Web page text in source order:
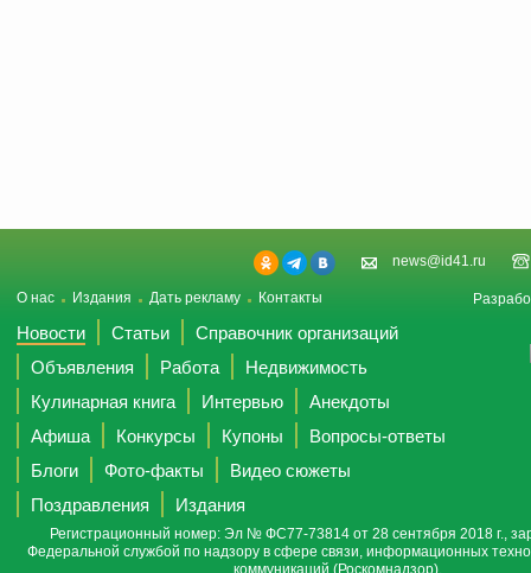
news@id41.ru
О нас Издания Дать рекламу Контакты
Новости Статьи
Справочник организаций
Объявления
Работа
Недвижимость
Кулинарная книга
Интервью
Анекдоты
Афиша
Конкурсы Купоны
Вопросы-ответы
Блоги
Фото-факты
Видео сюжеты
Поздравления
Издания
Регистрационный номер: Эл № ФС77-73814 от 28 сентября 2018 г.,
Федеральной службой по надзору в сфере связи, информационных
коммуникаций (Роскомнадзор).